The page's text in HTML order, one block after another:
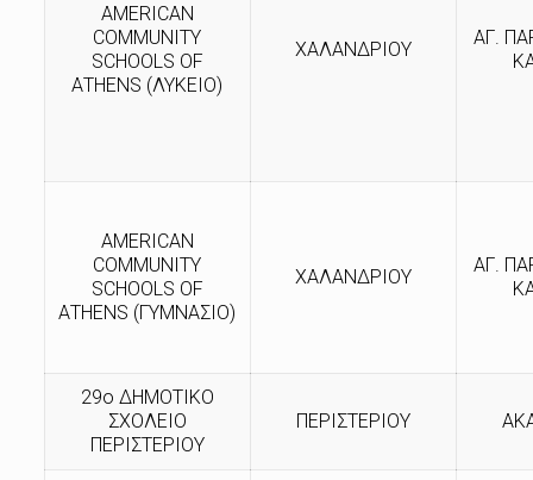
AMERICAN
COMMUNITY
SCHOOLS OF
ΑTHENS (ΛΥΚΕΙΟ)
ΧΑΛΑΝΔΡΙΟΥ
ΑΓ.
AMERICAN
COMMUNITY
SCHOOLS OF
ΑTHENS (ΓΥΜΝΑΣΙΟ)
ΧΑΛΑΝΔΡΙΟΥ
ΑΓ.
29ο ΔΗΜΟΤΙΚΟ
ΣΧΟΛΕΙΟ
ΠΕΡΙΣΤΕΡΙΟΥ
ΠΕΡΙΣΤΕΡΙΟΥ